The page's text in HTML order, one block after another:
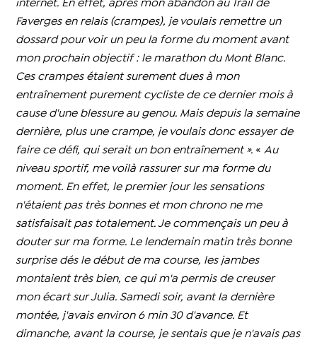
internet. En effet, après mon abandon au Trail de
Faverges en relais (crampes), je voulais remettre un
dossard pour voir un peu la forme du moment avant
mon prochain objectif : le marathon du Mont Blanc.
Ces crampes étaient surement dues à mon
entraînement purement cycliste de ce dernier mois à
cause d'une blessure au genou. Mais depuis la semaine
dernière, plus une crampe, je voulais donc essayer de
faire ce défi, qui serait un bon entraînement ». « Au
niveau sportif, me voilà rassurer sur ma forme du
moment. En effet, le premier jour les sensations
n'étaient pas très bonnes et mon chrono ne me
satisfaisait pas totalement. Je commençais un peu à
douter sur ma forme. Le lendemain matin très bonne
surprise dés le début de ma course, les jambes
montaient très bien, ce qui m'a permis de creuser
mon écart sur Julia. Samedi soir, avant la dernière
montée, j'avais environ 6 min 30 d'avance. Et
dimanche, avant la course, je sentais que je n'avais pas